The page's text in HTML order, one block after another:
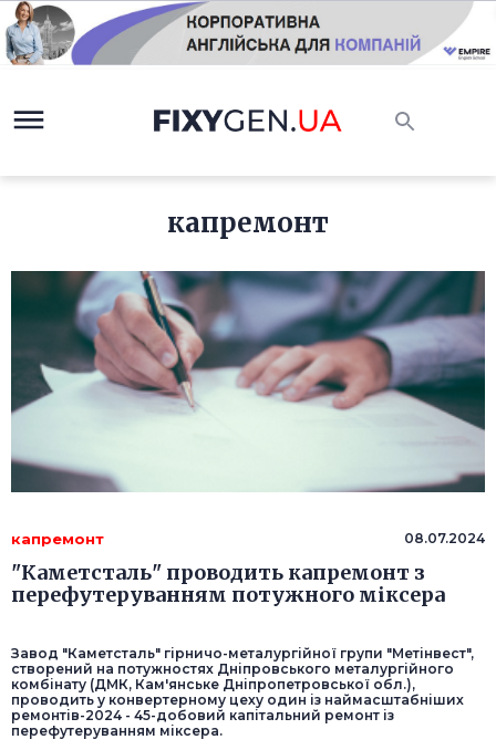
капремонт
капремонт 08.07.2024
"Каметсталь" проводить капремонт з
перефутеруванням потужного міксера
Завод "Каметсталь" гірничо-металургійної групи "Метінвест",
створений на потужностях Дніпровського металургійного
комбінату (ДМК, Кам'янське Дніпропетровської обл.),
проводить у конвертерному цеху один із наймасштабніших
ремонтів-2024 - 45-добовий капітальний ремонт із
перефутеруванням міксера.